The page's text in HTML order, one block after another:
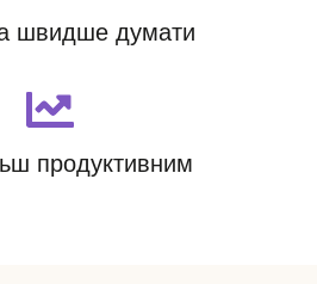
швидше думати
продуктивним